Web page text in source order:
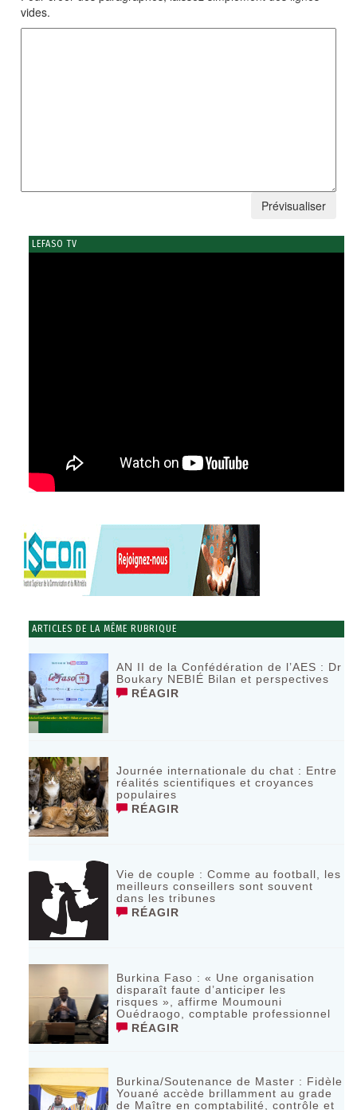
vides.
LEFASO TV
ARTICLES DE LA MÊME RUBRIQUE
AN II de la Confédération de l’AES : Dr
Boukary NEBIÉ Bilan et perspectives
RÉAGIR
Journée internationale du chat : Entre
réalités scientifiques et croyances
populaires
RÉAGIR
Vie de couple : Comme au football, les
meilleurs conseillers sont souvent
dans les tribunes
RÉAGIR
Burkina Faso : « Une organisation
disparaît faute d’anticiper les
risques », affirme Moumouni
Ouédraogo, comptable professionnel
RÉAGIR
Burkina/Soutenance de Master : Fidèle
Youané accède brillamment au grade
de Maître en comptabilité, contrôle et